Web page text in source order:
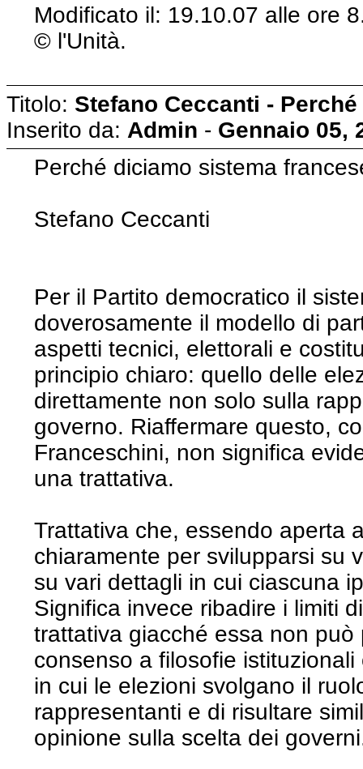
Modificato il: 19.10.07 alle
© l'Unità.
Titolo: Stefano Ceccanti -
Inserito da: Admin - Gennaio 05,
Perché diciamo sistema
Stefano Ceccanti
Per il Partito democratico il
doverosamente il modello di
aspetti tecnici, elettorali e
principio chiaro: quello delle
direttamente non solo sulla
governo. Riaffermare questo,
Franceschini, non significa
una trattativa.
Trattativa che, essendo aperta
chiaramente per svilupparsi su
su vari dettagli in cui ciascuna
Significa invece ribadire i limiti
trattativa giacché essa non
consenso a filosofie
in cui le elezioni svolgano il
rappresentanti e di risultare
opinione sulla scelta dei